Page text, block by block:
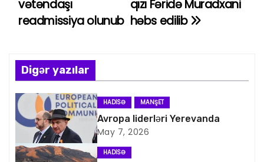
z
n
a
v
i
qızı Fəridə Muradxani
həbs edilib
vətəndaşı
readmissiya olunub
Digər yazılar
HADISƏ MANŞET
Avropa liderləri Yerevanda
May 7, 2026
HADISƏ